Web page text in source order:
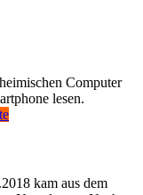
Computer
lesen.
kam aus dem